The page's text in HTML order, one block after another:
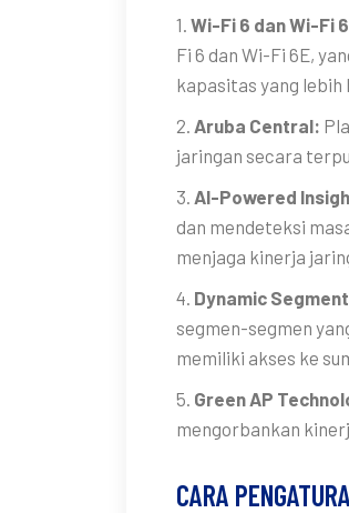
1. Wi-Fi 6 dan Wi-Fi
Fi 6 dan Wi-Fi 6E,
kapasitas yang
2. Aruba Central:
jaringan secara
3. AI-Powered
dan mendeteksi
menjaga kinerja
4. Dynamic
segmen-segmen
memiliki akses ke
5. Green AP
mengorbankan
CARA